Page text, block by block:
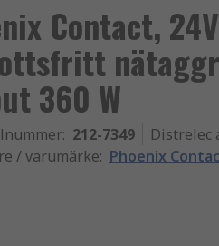
Contact,
360 W
: 212-7349 Distrelec
/ varumärke: Phoenix